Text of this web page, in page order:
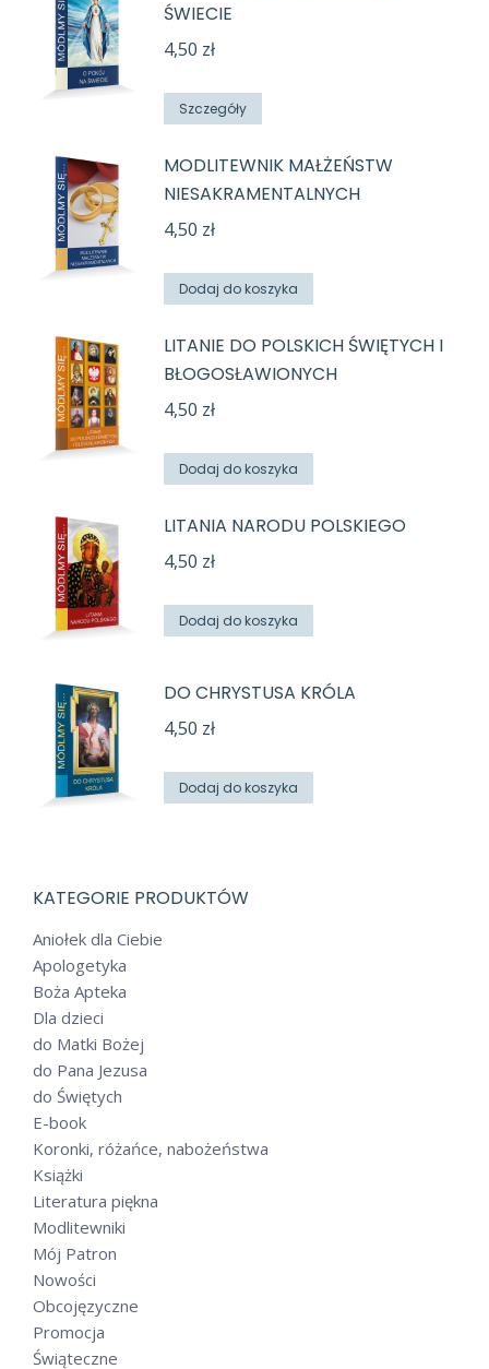
ŚWIECIE
4,50 zł
Szczegóły
MODLITEWNIK MAŁŻEŃSTW
NIESAKRAMENTALNYCH
4,50 zł
Dodaj do koszyka
LITANIE DO POLSKICH ŚWIĘTYCH I
BŁOGOSŁAWIONYCH
4,50 zł
Dodaj do koszyka
LITANIA NARODU POLSKIEGO
4,50 zł
Dodaj do koszyka
DO CHRYSTUSA KRÓLA
4,50 zł
Dodaj do koszyka
KATEGORIE PRODUKTÓW
Aniołek dla Ciebie
Apologetyka
Boża Apteka
Dla dzieci
do Matki Bożej
do Pana Jezusa
do Świętych
E-book
Koronki, różańce, nabożeństwa
Książki
Literatura piękna
Modlitewniki
Mój Patron
Nowości
Obcojęzyczne
Promocja
Świąteczne